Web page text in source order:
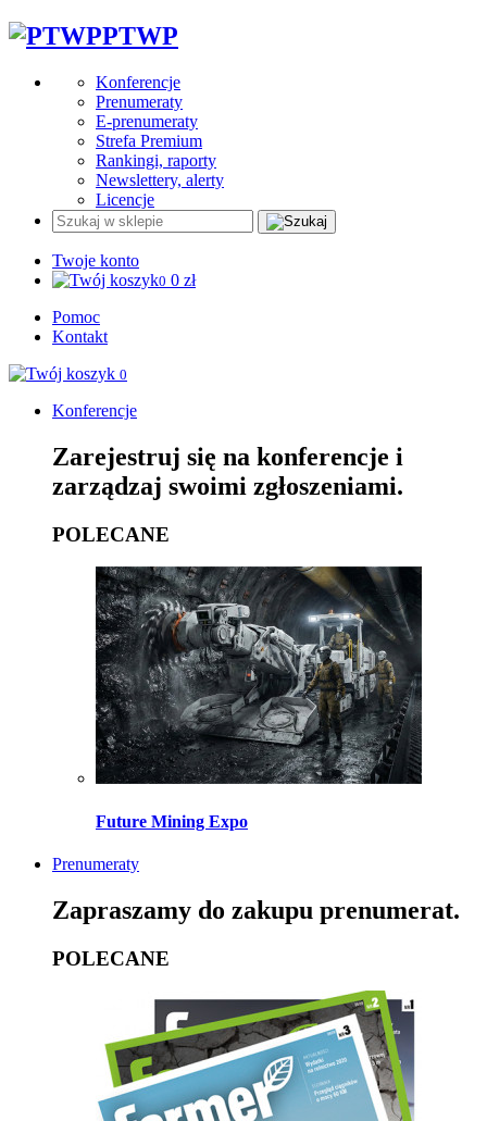
PTWP
Konferencje
Prenumeraty
E-prenumeraty
Strefa Premium
Rankingi, raporty
Newslettery, alerty
Licencje
Twoje konto
0 0 zł
Pomoc
Kontakt
0
Konferencje
Zarejestruj się na konferencje i
zarządzaj swoimi zgłoszeniami.
POLECANE
Future Mining Expo
Prenumeraty
Zapraszamy do zakupu prenumerat.
POLECANE